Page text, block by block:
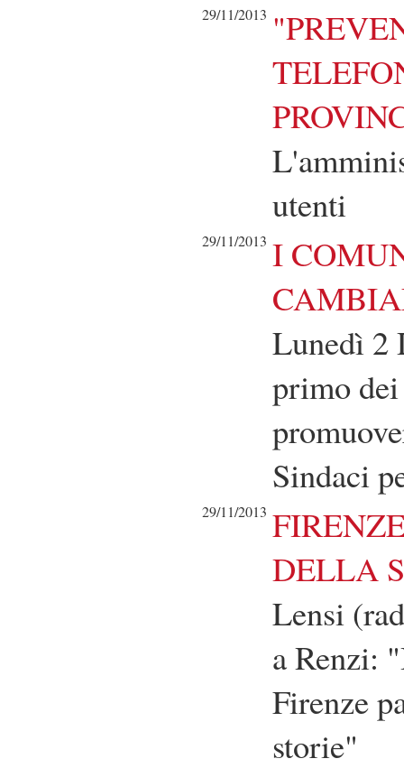
29/11/2013
utenti
29/11/2013 I
Lunedì 2
primo
Sindaci
29/11/2013
DELLA
Lensi
a Renzi:
Firenze
storie"